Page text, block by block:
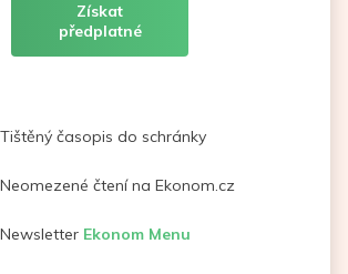
Získat
předplatné
Tištěný časopis do schránky
Neomezené čtení na Ekonom.cz
Newsletter Ekonom Menu